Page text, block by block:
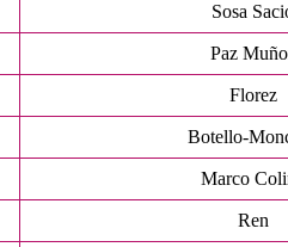
Sosa
Paz
Florez
Botello-
Marco
Ren